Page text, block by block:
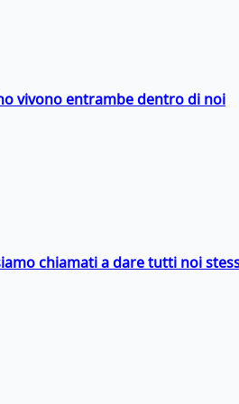
vivono entrambe dentro di noi
chiamati a dare tutti noi